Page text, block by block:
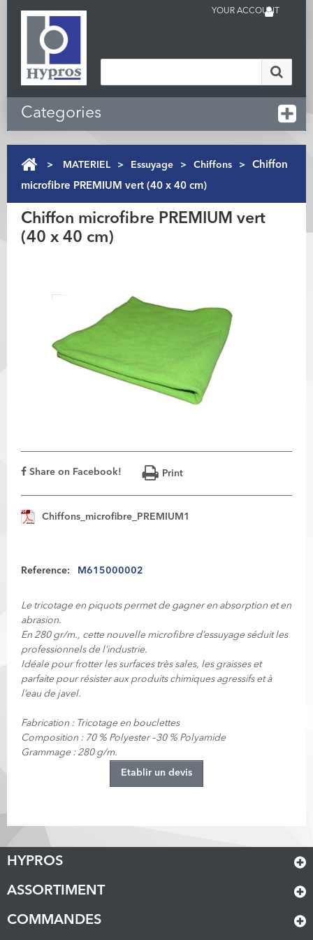
YOUR ACCOUNT
Categories
> MATERIEL > Essuyage > Chiffons >
Chiffon
microfibre PREMIUM vert (40 x 40 cm)
Chiffon microfibre PREMIUM vert
(40 x 40 cm)
Share on Facebook! Print
Chiffons_microfibre_PREMIUM1
Reference: M615000002
Le tricotage en piquots permet de gagner en absorption et en
abrasion.
En 280 gr/m., cette nouvelle microfibre d’essuyage séduit les
professionnels de l’industrie.
Idéale pour frotter les surfaces très sales, les graisses et
parfaite pour résister aux produits chimiques agressifs et à
l’eau de javel.
Fabrication : Tricotage en bouclettes
Composition : 70 % Polyester –30 % Polyamide
Grammage : 280 g/m.
Etablir un devis
HYPROS
ASSORTIMENT
COMMANDES